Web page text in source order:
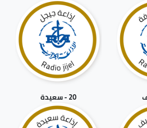
20 - سعيدة